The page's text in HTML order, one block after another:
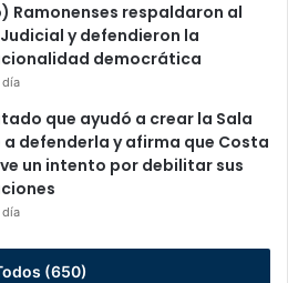
Ramonenses respaldaron al
y defendieron la
democrática
día
que ayudó a crear la Sala
a defenderla y afirma que Costa
un intento por debilitar sus
día
(650)